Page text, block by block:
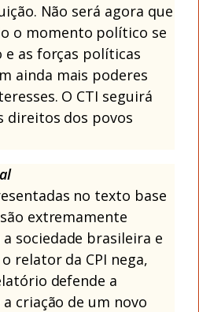
Não será agora que
o momento político se
as forças políticas
ainda mais poderes
O CTI seguirá
direitos dos povos
no texto base
extremamente
sociedade brasileira e
relator da CPI nega,
defende a
criação de um novo